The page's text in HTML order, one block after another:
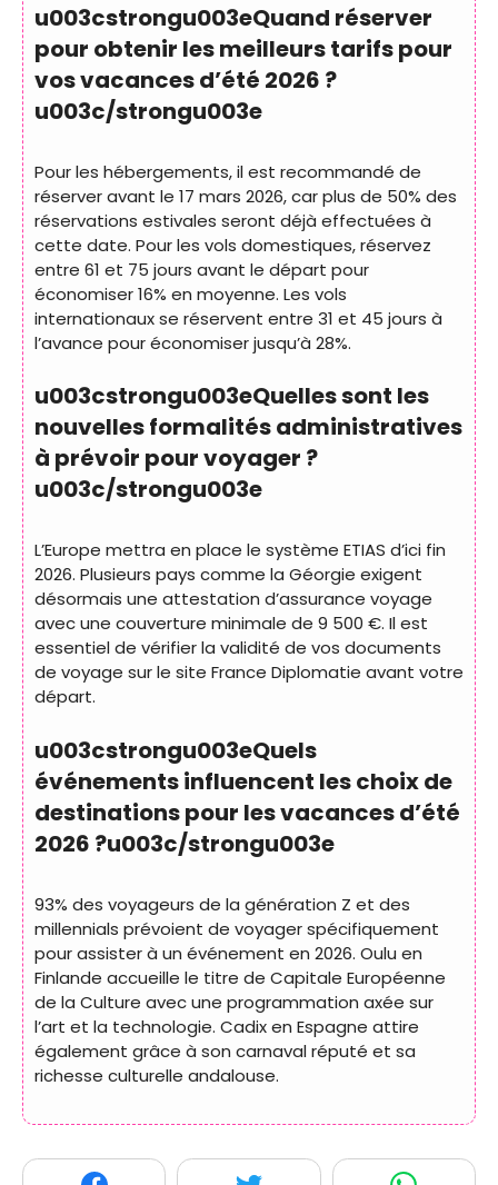
u003cstrongu003eQuand réserver
pour obtenir les meilleurs tarifs pour
vos vacances d’été 2026 ?
u003c/strongu003e
Pour les hébergements, il est recommandé de
réserver avant le 17 mars 2026, car plus de 50% des
réservations estivales seront déjà effectuées à
cette date. Pour les vols domestiques, réservez
entre 61 et 75 jours avant le départ pour
économiser 16% en moyenne. Les vols
internationaux se réservent entre 31 et 45 jours à
l’avance pour économiser jusqu’à 28%.
u003cstrongu003eQuelles sont les
nouvelles formalités administratives
à prévoir pour voyager ?
u003c/strongu003e
L’Europe mettra en place le système ETIAS d’ici fin
2026. Plusieurs pays comme la Géorgie exigent
désormais une attestation d’assurance voyage
avec une couverture minimale de 9 500 €. Il est
essentiel de vérifier la validité de vos documents
de voyage sur le site France Diplomatie avant votre
départ.
u003cstrongu003eQuels
événements influencent les choix de
destinations pour les vacances d’été
2026 ?u003c/strongu003e
93% des voyageurs de la génération Z et des
millennials prévoient de voyager spécifiquement
pour assister à un événement en 2026. Oulu en
Finlande accueille le titre de Capitale Européenne
de la Culture avec une programmation axée sur
l’art et la technologie. Cadix en Espagne attire
également grâce à son carnaval réputé et sa
richesse culturelle andalouse.